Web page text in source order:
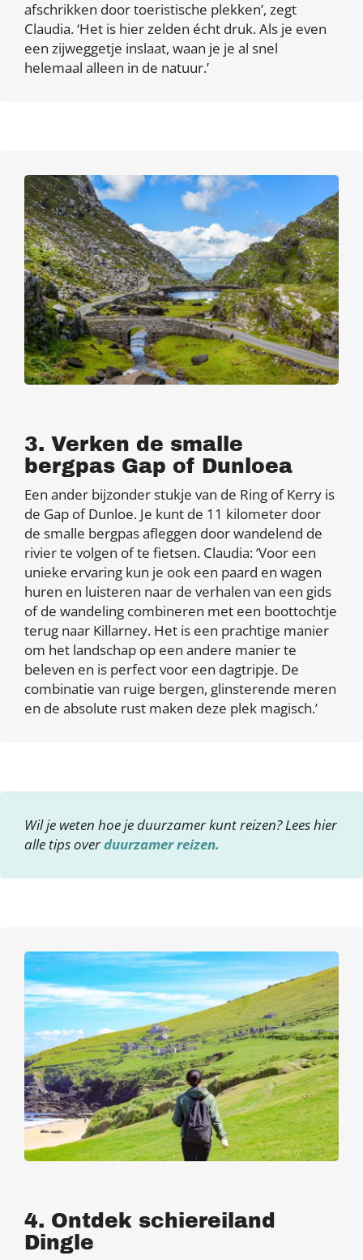
afschrikken door toeristische plekken’, zegt
Claudia. ‘Het is hier zelden écht druk. Als je even
een zijweggetje inslaat, waan je je al snel
helemaal alleen in de natuur.’
3. Verken de smalle
bergpas Gap of Dunloea
Een ander bijzonder stukje van de Ring of Kerry is
de Gap of Dunloe. Je kunt de 11 kilometer door
de smalle bergpas afleggen door wandelend de
rivier te volgen of te fietsen. Claudia: ‘Voor een
unieke ervaring kun je ook een paard en wagen
huren en luisteren naar de verhalen van een gids
of de wandeling combineren met een boottochtje
terug naar Killarney. Het is een prachtige manier
om het landschap op een andere manier te
beleven en is perfect voor een dagtripje. De
combinatie van ruige bergen, glinsterende meren
en de absolute rust maken deze plek magisch.’
Wil je weten hoe je duurzamer kunt reizen? Lees hier
alle tips overduurzamer reizen.
4. Ontdek schiereiland
Dingle